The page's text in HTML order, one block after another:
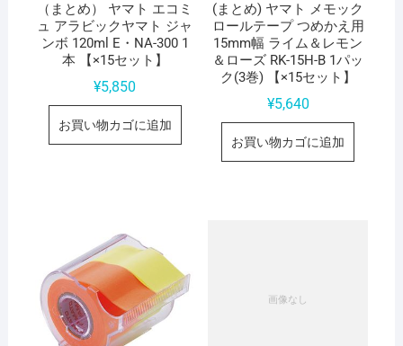
（まとめ） ヤマト エコミ
ュ アラビックヤマト ジャ
ンボ 120ml E・NA-300 1
本 【×15セット】
¥5,850
お買い物カゴに追加
(まとめ) ヤマト メモック
ロールテープ つめかえ用
15mm幅 ライム＆レモン
＆ローズ RK-15H-B 1パッ
ク(3巻) 【×15セット】
¥5,640
お買い物カゴに追加